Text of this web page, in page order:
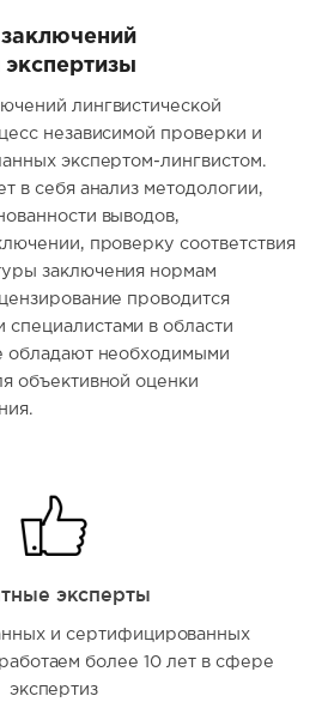
экспертизы
лингвистической
независимой проверки и
экспертом-лингвистом.
в себя анализ методологии,
выводов,
проверку соответствия
заключения нормам
проводится
в области
обладают необходимыми
объективной оценки
эксперты
и сертифицированных
более 10 лет в сфере
экспертиз